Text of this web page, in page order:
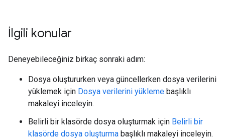
İlgili konular
Deneyebileceğiniz birkaç sonraki adım:
Dosya oluştururken veya güncellerken dosya verilerini
yüklemek için Dosya verilerini yükleme başlıklı
makaleyi inceleyin.
Belirli bir klasörde dosya oluşturmak için Belirli bir
klasörde dosya oluşturma başlıklı makaleyi inceleyin.